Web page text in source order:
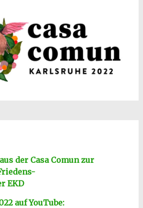
der Casa Comun zur
EKD
auf YouTube: